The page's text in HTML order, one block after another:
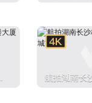
航拍湖南长